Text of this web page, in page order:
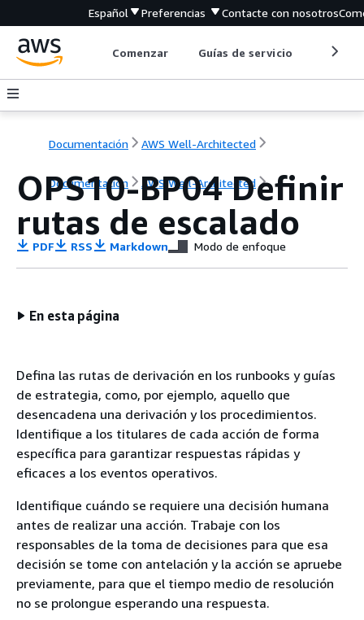
Español Preferencias Contacte con nosotros
Comenzar Guías de servicio
Documentación AWS Well-Architected
Documentación AWS Well-Architected
OPS10-BP04 Definir
rutas de escalado
PDF RSS Markdown Modo de enfoque
En esta página
Defina las rutas de derivación en los runbooks y guías
de estrategia, como, por ejemplo, aquello que
desencadena una derivación y los procedimientos.
Identifique a los titulares de cada acción de forma
específica para garantizar respuestas rápidas y
eficaces a los eventos operativos.
Identifique cuándo se requiere una decisión humana
antes de realizar una acción. Trabaje con los
responsables de la toma de decisiones para que esa
decisión se tome con antelación y la acción se apruebe
previamente, para que el tiempo medio de resolución
no se prolongue esperando una respuesta.